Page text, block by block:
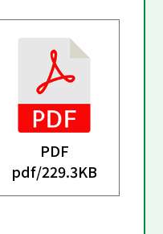
PDF
pdf/229.3KB